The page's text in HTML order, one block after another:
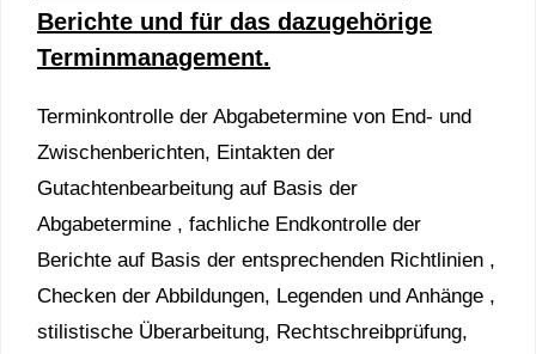
Berichte und für das dazugehörige
Terminmanagement.
Terminkontrolle der Abgabetermine von End- und
Zwischenberichten, Eintakten der
Gutachtenbearbeitung auf Basis der
Abgabetermine , fachliche Endkontrolle der
Berichte auf Basis der entsprechenden Richtlinien ,
Checken der Abbildungen, Legenden und Anhänge ,
stilistische Überarbeitung, Rechtschreibprüfung,